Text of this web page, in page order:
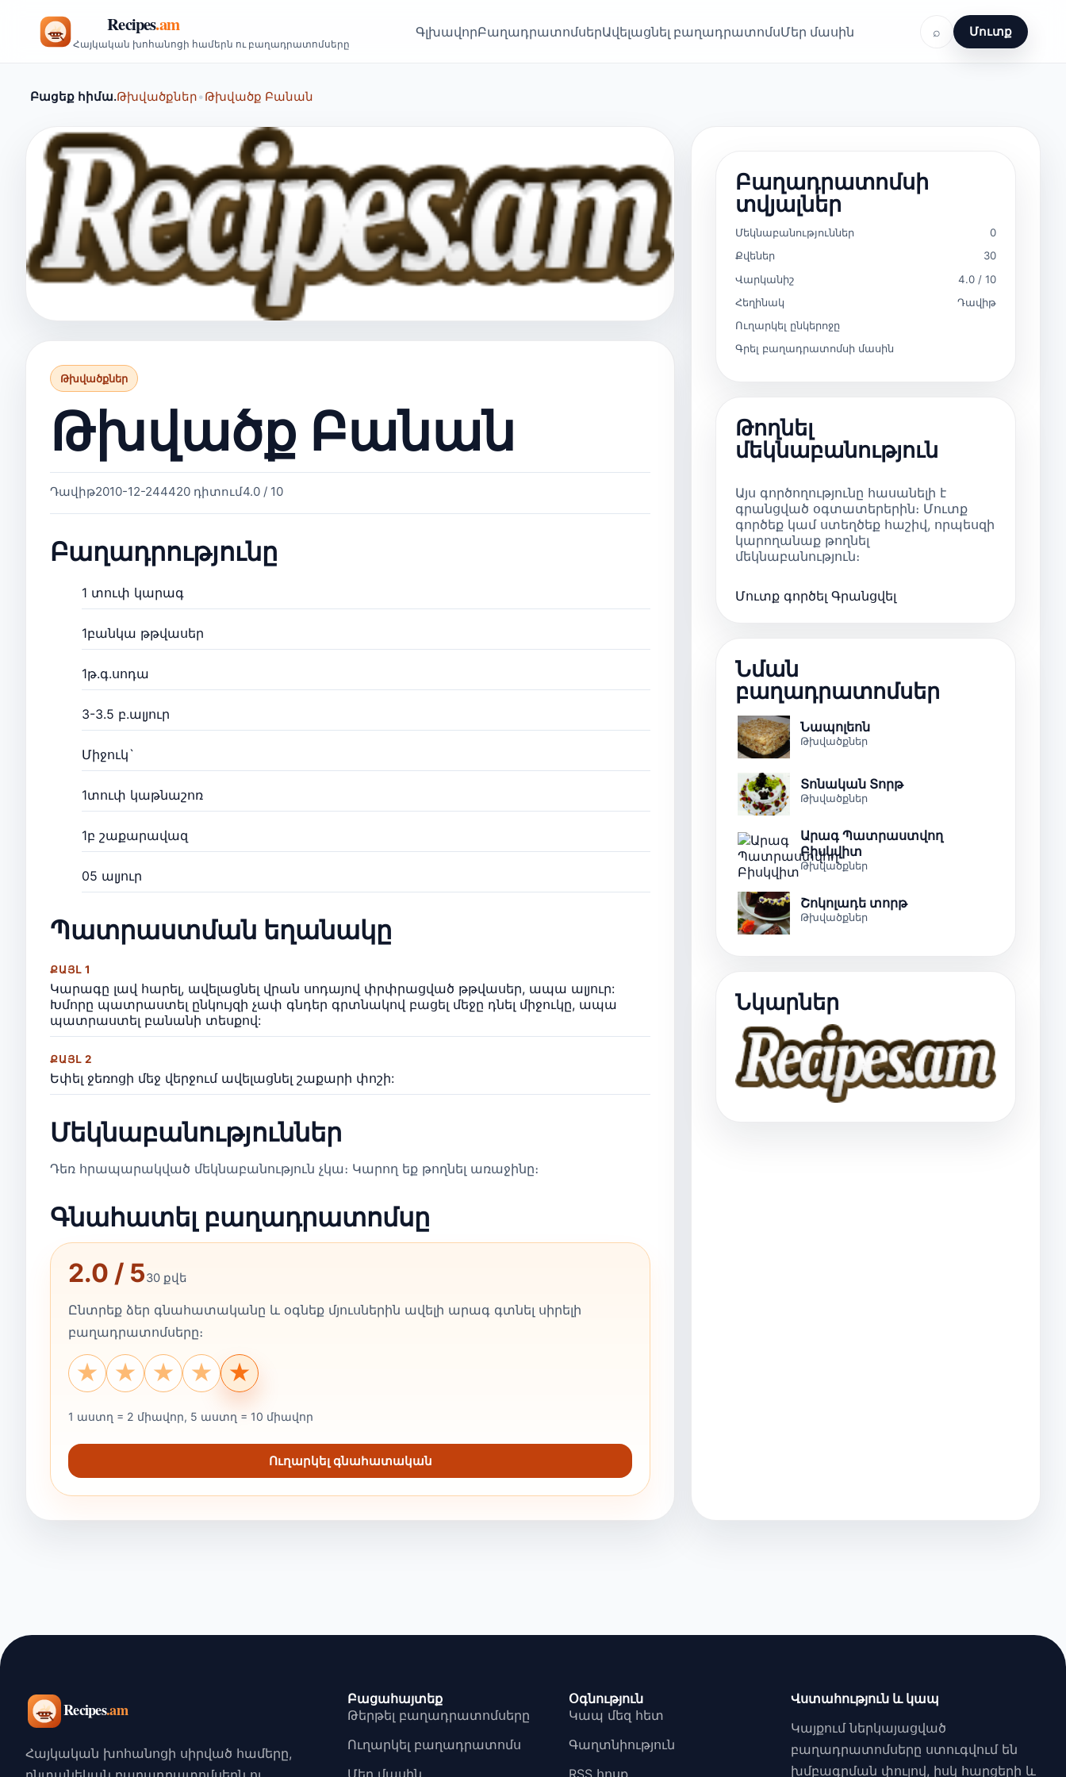
Հայկական խոհանոցի համերն ու բաղադրատոմսերը
ԳլխավորԲաղադրատոմսերԱվելացնել բաղադրատոմսՄեր մասին ⌕ Մուտք
Բացեք հիմա.Թխվածքներ•Թխվածք Բանան
Թխվածքներ
Թխվածք Բանան
Դավիթ2010-12-244420 դիտում4.0 / 10
Բաղադրությունը
1 տուփ կարագ
1բանկա թթվասեր
1թ.գ.սոդա
3-3.5 բ.ալյուր
Միջուկ`
1տուփ կաթնաշոռ
1բ շաքարավազ
05 ալյուր
Պատրաստման եղանակը
ՔԱՅԼ 1
Կարագը լավ հարել, ավելացնել վրան սոդայով փրփրացված թթվասեր, ապա ալյուր:
Խմորը պատրաստել ընկույզի չափ գնդեր գրտնակով բացել մեջը դնել միջուկը, ապա
պատրաստել բանանի տեսքով:
ՔԱՅԼ 2
Եփել ջեռոցի մեջ վերջում ավելացնել շաքարի փոշի:
Մեկնաբանություններ
Դեռ հրապարակված մեկնաբանություն չկա։ Կարող եք թողնել առաջինը։
Գնահատել բաղադրատոմսը
2.0 / 530 քվե
Ընտրեք ձեր գնահատականը և օգնեք մյուսներին ավելի արագ գտնել սիրելի
բաղադրատոմսերը։
★
★
★
★
★
1 աստղ = 2 միավոր, 5 աստղ = 10 միավոր
Ուղարկել գնահատական
Բաղադրատոմսի
տվյալներ
Մեկնաբանություններ
0
Քվեներ
30
Վարկանիշ
4.0 / 10
Հեղինակ
Դավիթ
Ուղարկել ընկերոջը
Գրել բաղադրատոմսի մասին
Թողնել
մեկնաբանություն
Այս գործողությունը հասանելի է
գրանցված օգտատերերին։ Մուտք
գործեք կամ ստեղծեք հաշիվ, որպեսզի
կարողանաք թողնել
մեկնաբանություն։
Մուտք գործել Գրանցվել
Նման
բաղադրատոմսեր
Նապոլեոն
Թխվածքներ
Տոնական Տորթ
Թխվածքներ
Արագ Պատրաստվող
Բիսկվիտ
Թխվածքներ
Շոկոլադե տորթ
Թխվածքներ
Նկարներ
Հայկական խոհանոցի սիրված համերը,
Բացահայտեք
Թերթել բաղադրատոմսերը
Ուղարկել բաղադրատոմս
Մեր մասին
Օգնություն
Կապ մեզ հետ
Գաղտնիություն
RSS հոսք
Վստահություն և կապ
Կայքում ներկայացված
բաղադրատոմսերը ստուգվում են
խմբագրման փուլով, իսկ հարցերի և